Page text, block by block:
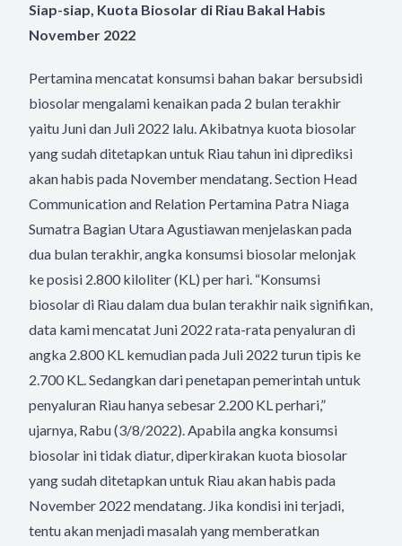
Siap-siap, Kuota Biosolar di Riau Bakal Habis
November 2022
Pertamina mencatat konsumsi bahan bakar bersubsidi
biosolar mengalami kenaikan pada 2 bulan terakhir
yaitu Juni dan Juli 2022 lalu. Akibatnya kuota biosolar
yang sudah ditetapkan untuk Riau tahun ini diprediksi
akan habis pada November mendatang. Section Head
Communication and Relation Pertamina Patra Niaga
Sumatra Bagian Utara Agustiawan menjelaskan pada
dua bulan terakhir, angka konsumsi biosolar melonjak
ke posisi 2.800 kiloliter (KL) per hari. “Konsumsi
biosolar di Riau dalam dua bulan terakhir naik signifikan,
data kami mencatat Juni 2022 rata-rata penyaluran di
angka 2.800 KL kemudian pada Juli 2022 turun tipis ke
2.700 KL. Sedangkan dari penetapan pemerintah untuk
penyaluran Riau hanya sebesar 2.200 KL perhari,”
ujarnya, Rabu (3/8/2022). Apabila angka konsumsi
biosolar ini tidak diatur, diperkirakan kuota biosolar
yang sudah ditetapkan untuk Riau akan habis pada
November 2022 mendatang. Jika kondisi ini terjadi,
tentu akan menjadi masalah yang memberatkan